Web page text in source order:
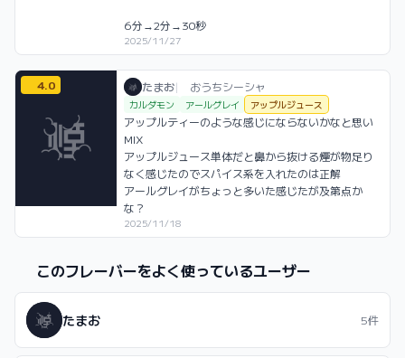
6分→2分→30秒
2025/11/27
4.0 たまお / おうちシーシャ / 2025年11月18
たまお| おうちシーシャ
利用フレーバー
カルダモン アールグレイ アップルジュース
コメント
アップルティーのような感じにならないかなと思い
MIX
アップルジュース単体だと鼻から抜ける煙が物足り
なく感じたのでスパイス系を入れたのは正解
アールグレイがちょっと多いた感じたが及第点か
な？
評価
2025/11/18
このフレーバーをよく使っているユーザー
たまお 5件